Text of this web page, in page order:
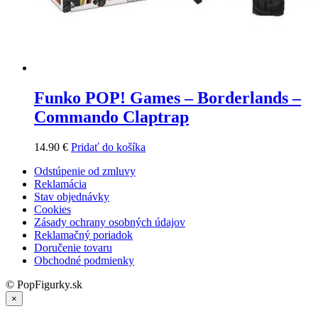
Funko POP! Games – Borderlands –
Commando Claptrap
14.90 € Pridať do košíka
Odstúpenie od zmluvy
Reklamácia
Stav objednávky
Cookies
Zásady ochrany osobných údajov
Reklamačný poriadok
Doručenie tovaru
Obchodné podmienky
© PopFigurky.sk
×